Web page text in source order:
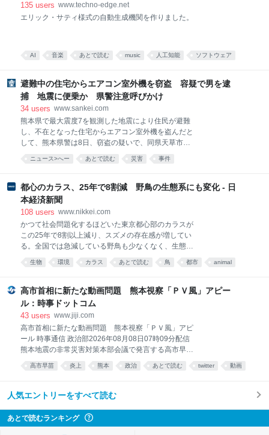
開した（CloseBox） | テクノエッジ TechnoEdge
135 users www.techno-edge.net
エリック・サティ様式の自動生成機関を作りました。
AI 音楽 あとで読む music 人工知能 ソフトウェア
避難中の住宅からエアコン室外機を窃盗 容疑で男を逮
捕 地震に便乗か 県警注意呼びかけ
34 users www.sankei.com
熊本県で最大震度7を観測した地震により住民が避難
し、不在となった住宅からエアコン室外機を盗んだと
して、熊本県警は8日、窃盗の疑いで、同県天草市の
無職、森田和伸容疑者（47）を逮捕した。県警は地震
に便乗した可能性があるとして、注意を呼びかけてい
時半ごろの間、上天草市の住宅から時価3万円相当の
室外機を盗んだとしている。 住民は同28日の地震発生
後、近隣の店舗駐車場で車中泊避難。同31日に帰宅し
ニュース>へー あとで読む 災害 事件
都心のカラス、25年で8割減 野鳥の生態系にも変化 - 日
本経済新聞
108 users www.nikkei.com
かつて社会問題化するほどいた東京都心部のカラスが
この25年で8割以上減り、スズメの存在感が増してい
る。全国では急減している野鳥も少なくなく、生態系
が変わってきた。「20年ほど前はごみをあさっている
カラスがたくさんいて怖かったが、今はほとんど見な
る。民間研究グループの都市鳥研究会が5年ごとに都
心3カ所で実施した調査によると、2025年にカラスの
数
生物 環境 カラス あとで読む 鳥 都市 animal
高市首相に新たな動画問題 熊本視察「ＰＶ風」アピー
ル：時事ドットコム
43 users www.jiji.com
高市首相に新たな動画問題 熊本視察「ＰＶ風」アピ
ール 時事通信 政治部2026年08月08日07時09分配信
熊本地震の非常災害対策本部会議で発言する高市早苗
首相＝７日午後、首相官邸 高市早苗首相が３日に行っ
た熊本地震の被災地視察の様子を首相官邸が約２分に
の音楽を付けた演出に「首相のプロモーションビデオ
の陣営による中傷動画疑惑で批判を浴びており、動画
を巡る問題が再び浮上した格好だ。 高市首相、熊本被
高市早苗 炎上 熊本 政治 あとで読む twitter 動画
人気エントリーをすべて読む
あとで読むランキング